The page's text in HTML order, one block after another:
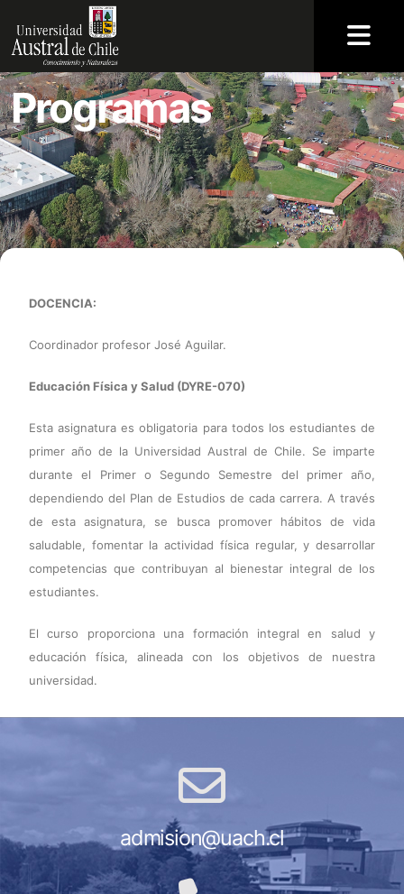
Programas
DOCENCIA:
Coordinador profesor José Aguilar.
Educación Física y Salud (DYRE-070)
Esta asignatura es obligatoria para todos los estudiantes de
primer año de la Universidad Austral de Chile. Se imparte
durante el Primer o Segundo Semestre del primer año,
dependiendo del Plan de Estudios de cada carrera. A través
de esta asignatura, se busca promover hábitos de vida
saludable, fomentar la actividad física regular, y desarrollar
competencias que contribuyan al bienestar integral de los
estudiantes.
El curso proporciona una formación integral en salud y
educación física, alineada con los objetivos de nuestra
universidad.
admision@uach.cl